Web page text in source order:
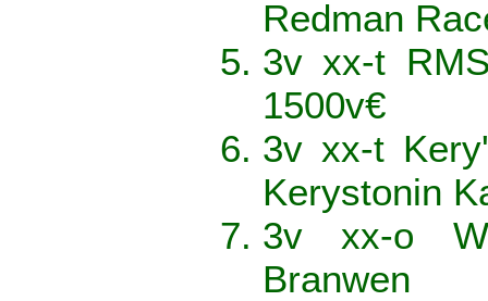
Redman
3v xx-t
1500v€
3v xx-t
Kerystonin
3v xx-o
Branwen